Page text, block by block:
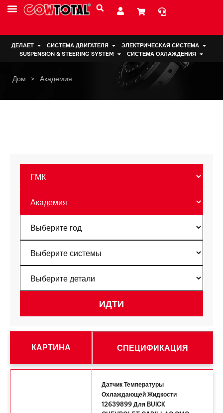
ДЕЛАЕТ СИСТЕМА ДВИГАТЕЛЯ
ЭЛЕКТРИЧЕСКАЯ СИСТЕМА
SUSPENSION & STEERING SYSTEM
СИСТЕМА ОХЛАЖДЕНИЯ
Дом > Академия
КАРТИНА СПЕЦИФИКАЦИЯ
Датчик Температуры
Охлаждающей Жидкости
12639899 Для BUICK